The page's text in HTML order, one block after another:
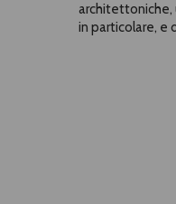
architettoniche,
in particolare, e